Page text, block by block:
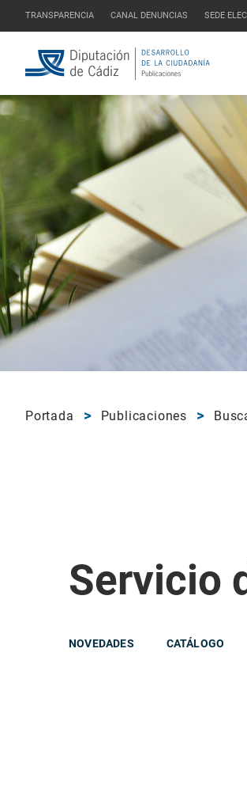
TRANSPARENCIA CANAL DENUNCIAS SEDE
Portada Publicaciones
Servicio
NOVEDADES CATÁLOGO